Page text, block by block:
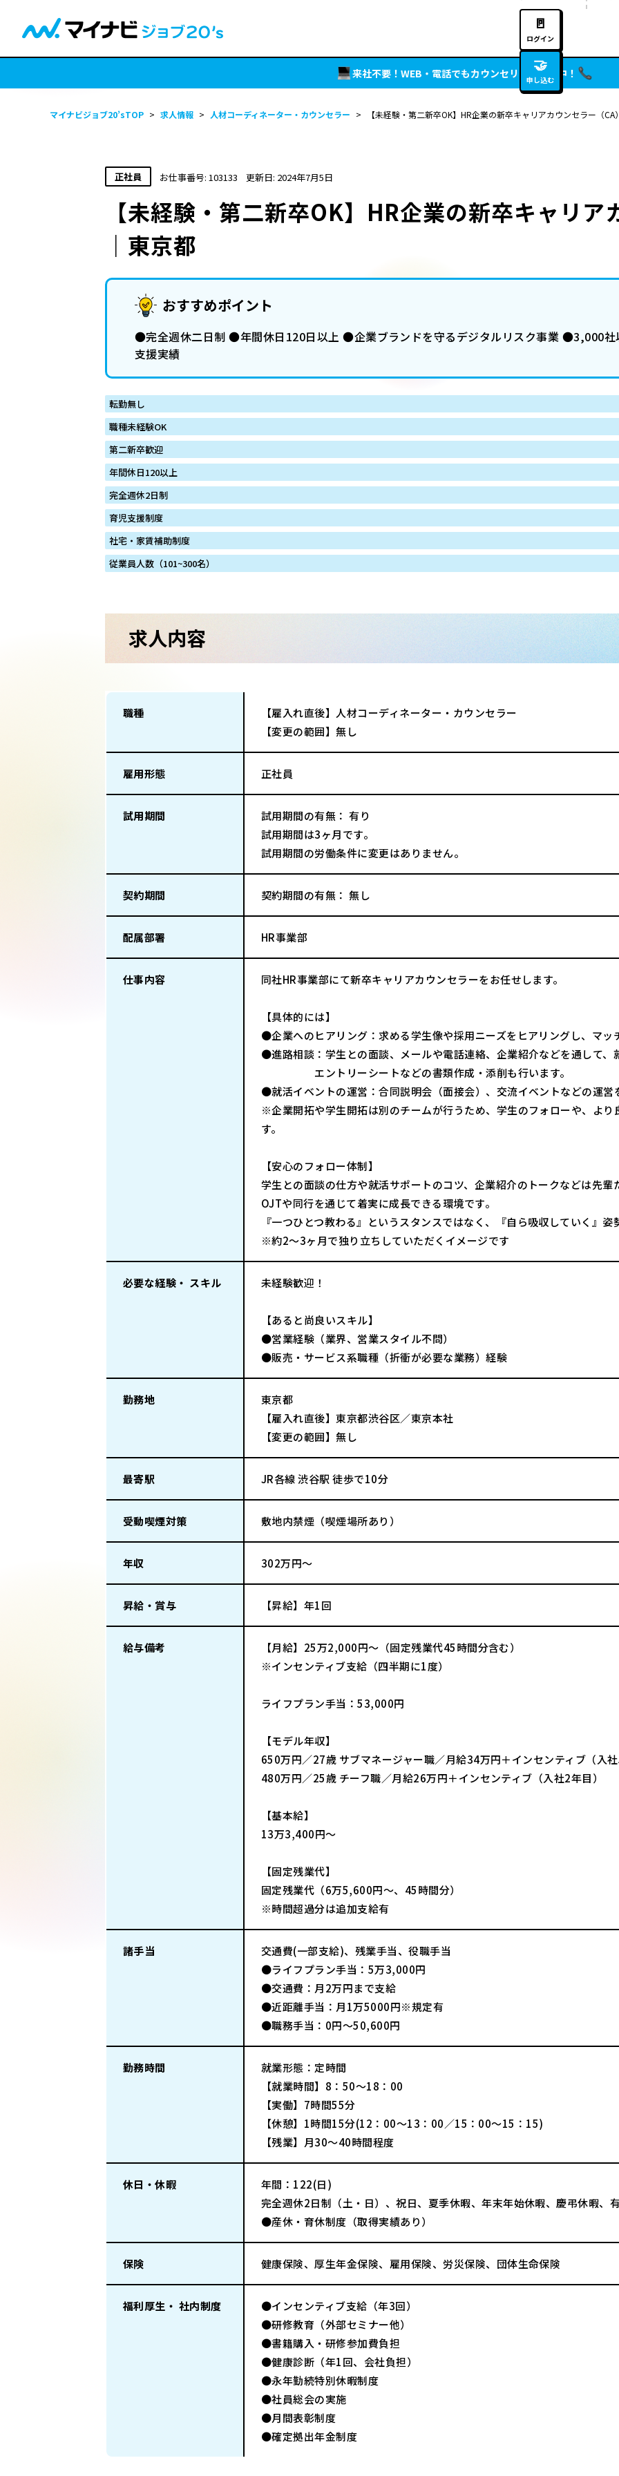
🚪
ログイン
🤝
申し込む
来社不要！WEB・電話でもカウンセリング実施中！
マイナビジョブ20’sTOP > 求人情報 > 人材コーディネーター・カウンセラー > 【未経験・第二新卒OK】HR企業の新卒キャリアカウンセラー（CA
正社員 お仕事番号: 103133 更新日: 2024年7月5日
【未経験・第二新卒OK】HR企業の新卒キャリ
｜東京都
おすすめポイント
●完全週休二日制 ●年間休日120日以上 ●企業ブランドを守るデジタルリスク事業 ●3,000社
支援実績
転勤無し
職種未経験OK
第二新卒歓迎
年間休日120以上
完全週休2日制
育児支援制度
社宅・家賃補助制度
従業員人数（101~300名）
求人内容
職種
【雇入れ直後】人材コーディネーター・カウンセラー
【変更の範囲】無し
雇用形態 正社員
試用期間
試用期間の有無： 有り
試用期間は3ヶ月です。
試用期間の労働条件に変更はありません。
契約期間 契約期間の有無： 無し
配属部署 HR事業部
仕事内容 同社HR事業部にて新卒キャリアカウンセラーをお任せします。
【具体的には】
●企業へのヒアリング：求める学生像や採用ニーズをヒアリングし、マッ
●進路相談：学生との面談、メールや電話連絡、企業紹介などを通して、
エントリーシートなどの書類作成・添削も行います。
●就活イベントの運営：合同説明会（面接会）、交流イベントなどの運営
※企業開拓や学生開拓は別のチームが行うため、学生のフォローや、よ
す。
【安心のフォロー体制】
学生との面談の仕方や就活サポートのコツ、企業紹介のトークなどは先輩
OJTや同行を通じて着実に成長できる環境です。
『一つひとつ教わる』というスタンスではなく、『自ら吸収していく』
※約2～3ヶ月で独り立ちしていただくイメージです
必要な経験・ スキル 未経験歓迎！
【あると尚良いスキル】
●営業経験（業界、営業スタイル不問）
●販売・サービス系職種（折衝が必要な業務）経験
勤務地
東京都
【雇入れ直後】東京都渋谷区／東京本社
【変更の範囲】無し
最寄駅 JR各線 渋谷駅 徒歩で10分
受動喫煙対策 敷地内禁煙（喫煙場所あり）
年収 302万円～
昇給・賞与 【昇給】年1回
給与備考
【月給】25万2,000円～（固定残業代45時間分含む）
※インセンティブ支給（四半期に1度）
ライフプラン手当：53,000円
【モデル年収】
650万円／27歳 サブマネージャー職／月給34万円＋インセンティブ（入
480万円／25歳 チーフ職／月給26万円＋インセンティブ（入社2年目）
【基本給】
13万3,400円～
【固定残業代】
固定残業代（6万5,600円～、45時間分）
※時間超過分は追加支給有
諸手当
交通費(一部支給)、残業手当、役職手当
●ライフプラン手当：5万3,000円
●交通費：月2万円まで支給
●近距離手当：月1万5000円※規定有
●職務手当：0円～50,600円
勤務時間
就業形態：定時間
【就業時間】8：50～18：00
【実働】7時間55分
【休憩】1時間15分(12：00～13：00／15：00～15：15)
【残業】月30～40時間程度
休日・休暇
年間：122(日)
完全週休2日制（土・日）、祝日、夏季休暇、年末年始休暇、慶弔休暇、
●産休・育休制度（取得実績あり）
保険 健康保険、厚生年金保険、雇用保険、労災保険、団体生命保険
福利厚生・ 社内制度
●インセンティブ支給（年3回）
●研修教育（外部セミナー他）
●書籍購入・研修参加費負担
●健康診断（年1回、会社負担）
●永年勤続特別休暇制度
●社員総会の実施
●月間表彰制度
●確定拠出年金制度